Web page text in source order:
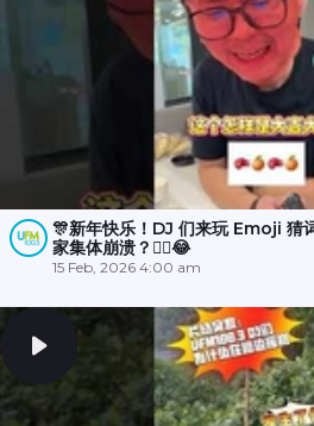
🎊新年快乐！DJ 们来玩 Emoji 猜
家集体崩溃？😵‍💫😂
15 Feb, 2026 4:00 am